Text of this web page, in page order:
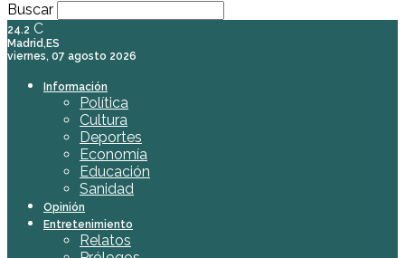
Buscar
24.2 C
Madrid,ES
viernes, 07 agosto 2026
Información
Política
Cultura
Deportes
Economía
Educación
Sanidad
Opinión
Entretenimiento
Relatos